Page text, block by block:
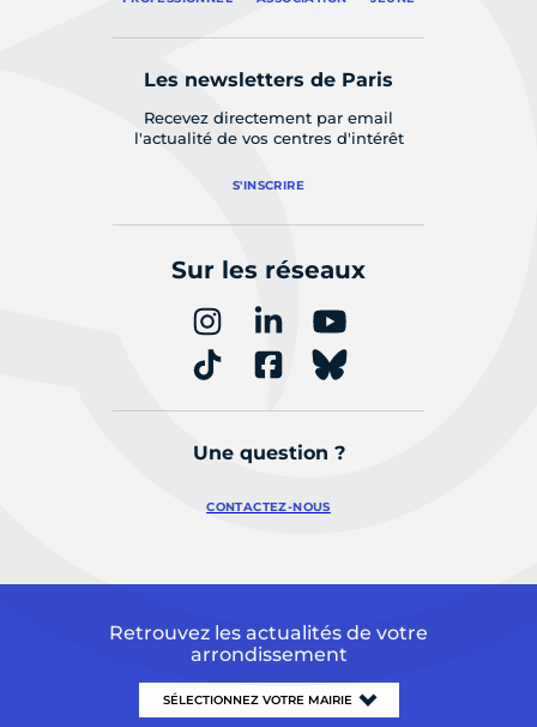
Les newsletters de Paris
Recevez directement par email
l'actualité de vos centres d'intérêt
S'INSCRIRE
Sur les réseaux
Une question ?
CONTACTEZ-NOUS
Retrouvez les actualités de votre
arrondissement